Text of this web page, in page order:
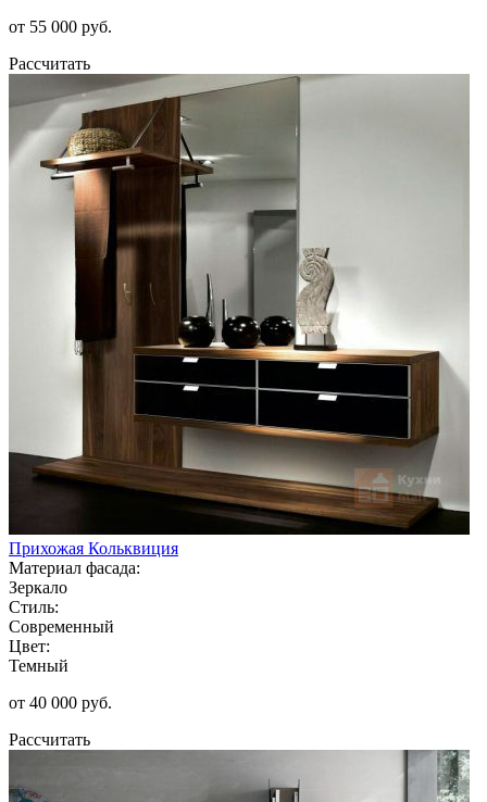
от 55 000 руб.
Рассчитать
Прихожая Кольквиция
Материал фасада:
Зеркало
Стиль:
Современный
Цвет:
Темный
от 40 000 руб.
Рассчитать